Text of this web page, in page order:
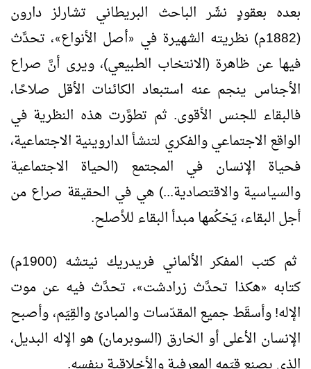
بعده بعقودٍ نشَر الباحث البريطاني تشارلز دارون
(1882م) نظريته الشهيرة في
«أصل الأنواع»، تحدَّث
فيها عن ظاهرة (الانتخاب الطبيعي)، ويرى أنَّ صراع
الأجناس ينجم عنه استبعاد الكائنات الأقل صلاحًا،
فالبقاء للجنس الأقوى. ثم تطوَّرت هذه النظرية في
الواقع الاجتماعي والفكري لتنشأ الداروينية الاجتماعية،
فحياة الإنسان في المجتمع (الحياة الاجتماعية
والسياسية والاقتصادية...) هي في الحقيقة صراع من
أجل البقاء، يَحْكُمها مبدأ البقاء للأصلح.
ثم كتب المفكر الألماني فريدريك نيتشه (1900م)
كتابه
«هكذا تحدَّث زرادشت»، تحدَّث فيه عن موت
الإله! وأسقَط جميع المقدّسات والمبادئ والقِيَم، وأصبح
الإنسان الأعلى أو الخارق (السوبرمان) هو الإله البديل،